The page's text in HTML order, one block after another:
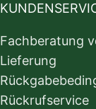
Fachberatung
Lieferung
Rückrufservice